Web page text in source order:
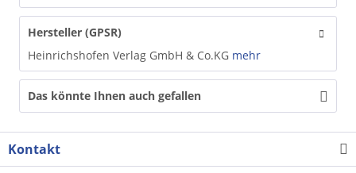
Hersteller (GPSR)
Heinrichshofen Verlag GmbH & Co.KG mehr
Das könnte Ihnen auch gefallen
Kontakt